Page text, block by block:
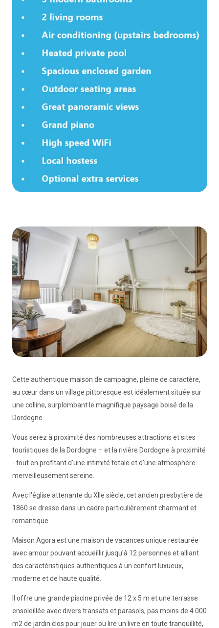
Cette authentique maison de campagne, pleine de caractère,
au cœur dans un village pittoresque est idéalement située sur
une colline, surplombant le magnifique paysage boisé de la
Dordogne.
Vous serez à proximité des nombreuses attractions et sites
touristiques de la Dordogne – et la rivière Dordogne à proximité
- tout en profitant d'une intimité totale et d'une atmosphère
merveilleusement sereine.
Avec l'église attenante du XIIe siècle, cet ancien presbytère de
1860 se dresse dans un cadre particulièrement charmant et
romantique.
Maison Agora est une maison de vacances unique restaurée
avec amour pouvant accueillir jusqu'à 12 personnes et alliant
des caractéristiques authentiques à un confort luxueux,
moderne et de haute qualité.
Il offre une grande piscine privée de 12 x 5 m et une terrasse
ensoleillée avec divers transats et parasols, pas moins de 4 000
m2 de jardin clos pour jouer ou lire un livre en toute tranquillité,